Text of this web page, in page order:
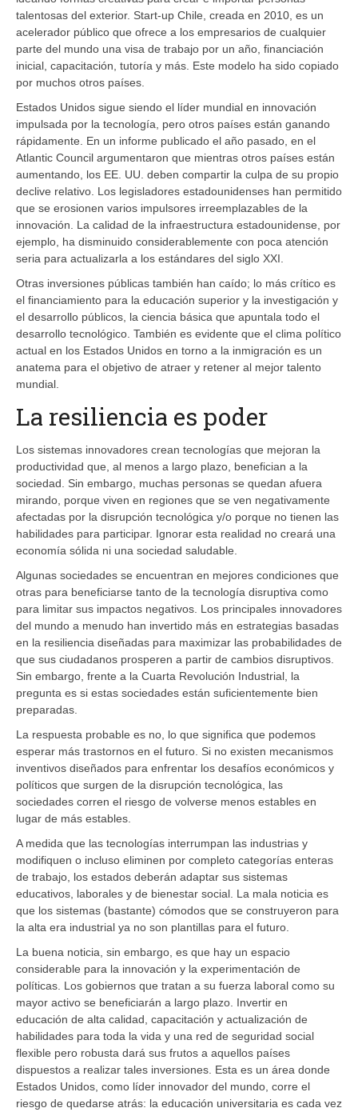
talentosas del exterior. Start-up Chile, creada en 2010, es un
acelerador público que ofrece a los empresarios de cualquier
parte del mundo una visa de trabajo por un año, financiación
inicial, capacitación, tutoría y más. Este modelo ha sido copiado
por muchos otros países.
Estados Unidos sigue siendo el líder mundial en innovación
impulsada por la tecnología, pero otros países están ganando
rápidamente. En un informe publicado el año pasado, en el
Atlantic Council argumentaron que mientras otros países están
aumentando, los EE. UU. deben compartir la culpa de su propio
declive relativo. Los legisladores estadounidenses han permitido
que se erosionen varios impulsores irreemplazables de la
innovación. La calidad de la infraestructura estadounidense, por
ejemplo, ha disminuido considerablemente con poca atención
seria para actualizarla a los estándares del siglo XXI.
Otras inversiones públicas también han caído; lo más crítico es
el financiamiento para la educación superior y la investigación y
el desarrollo públicos, la ciencia básica que apuntala todo el
desarrollo tecnológico. También es evidente que el clima político
actual en los Estados Unidos en torno a la inmigración es un
anatema para el objetivo de atraer y retener al mejor talento
mundial.
La resiliencia es poder
Los sistemas innovadores crean tecnologías que mejoran la
productividad que, al menos a largo plazo, benefician a la
sociedad. Sin embargo, muchas personas se quedan afuera
mirando, porque viven en regiones que se ven negativamente
afectadas por la disrupción tecnológica y/o porque no tienen las
habilidades para participar. Ignorar esta realidad no creará una
economía sólida ni una sociedad saludable.
Algunas sociedades se encuentran en mejores condiciones que
otras para beneficiarse tanto de la tecnología disruptiva como
para limitar sus impactos negativos. Los principales innovadores
del mundo a menudo han invertido más en estrategias basadas
en la resiliencia diseñadas para maximizar las probabilidades de
que sus ciudadanos prosperen a partir de cambios disruptivos.
Sin embargo, frente a la Cuarta Revolución Industrial, la
pregunta es si estas sociedades están suficientemente bien
preparadas.
La respuesta probable es no, lo que significa que podemos
esperar más trastornos en el futuro. Si no existen mecanismos
inventivos diseñados para enfrentar los desafíos económicos y
políticos que surgen de la disrupción tecnológica, las
sociedades corren el riesgo de volverse menos estables en
lugar de más estables.
A medida que las tecnologías interrumpan las industrias y
modifiquen o incluso eliminen por completo categorías enteras
de trabajo, los estados deberán adaptar sus sistemas
educativos, laborales y de bienestar social. La mala noticia es
que los sistemas (bastante) cómodos que se construyeron para
la alta era industrial ya no son plantillas para el futuro.
La buena noticia, sin embargo, es que hay un espacio
considerable para la innovación y la experimentación de
políticas. Los gobiernos que tratan a su fuerza laboral como su
mayor activo se beneficiarán a largo plazo. Invertir en
educación de alta calidad, capacitación y actualización de
habilidades para toda la vida y una red de seguridad social
flexible pero robusta dará sus frutos a aquellos países
dispuestos a realizar tales inversiones. Esta es un área donde
Estados Unidos, como líder innovador del mundo, corre el
riesgo de quedarse atrás: la educación universitaria es cada vez